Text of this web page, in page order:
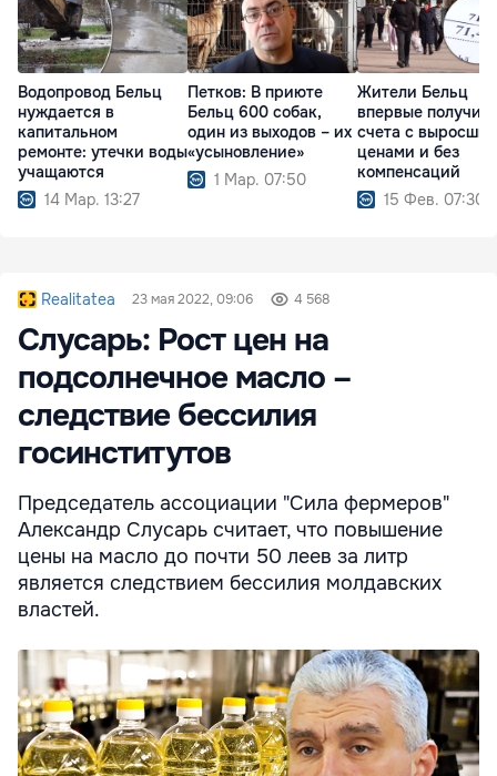
Водопровод Бельц
нуждается в
капитальном
ремонте: утечки воды
учащаются
14 Мар. 13:27
Петков: В приюте
Бельц 600 собак,
один из выходов – их
«усыновление»
1 Мар. 07:50
Жители Бельц
впервые
счета с
ценами и без
компенсаций
15 Фев. 07:30
Realitatea 23 мая 2022, 09:06 4 568
Слусарь: Рост цен на
подсолнечное масло –
следствие бессилия
госинститутов
Председатель ассоциации "Сила фермеров"
Александр Слусарь считает, что повышение
цены на масло до почти 50 леев за литр
является следствием бессилия молдавских
властей.